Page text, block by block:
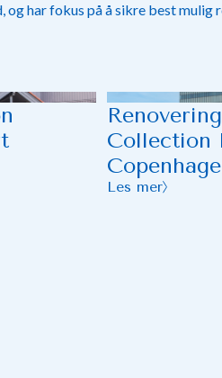
har fokus på å sikre best mulig
Collection
Les mer